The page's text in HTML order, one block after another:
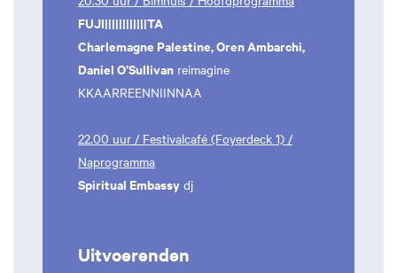
FUJI||||||||||||TA
Charlemagne Palestine, Oren Ambarchi,
Daniel O’Sullivan reimagine
KKAARREENNIINNAA
22.00 uur / Festivalcafé (Foyerdeck 1) /
Naprogramma
Spiritual Embassy dj
Uitvoerenden